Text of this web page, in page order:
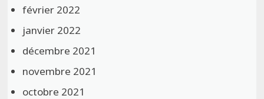
février 2022
janvier 2022
décembre 2021
novembre 2021
octobre 2021